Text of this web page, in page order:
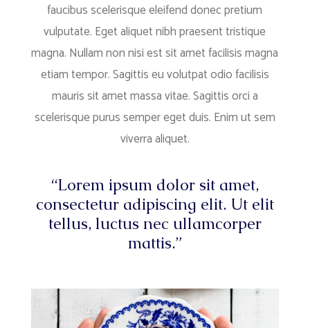
faucibus scelerisque eleifend donec pretium
vulputate. Eget aliquet nibh praesent tristique
magna. Nullam non nisi est sit amet facilisis magna
etiam tempor. Sagittis eu volutpat odio facilisis
mauris sit amet massa vitae. Sagittis orci a
scelerisque purus semper eget duis. Enim ut sem
viverra aliquet.
“Lorem ipsum dolor sit amet,
consectetur adipiscing elit. Ut elit
tellus, luctus nec ullamcorper
mattis.”